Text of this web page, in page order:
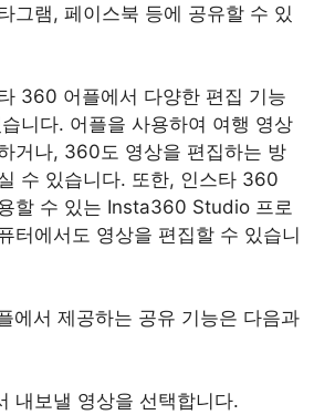
그램, 페이스북 등에 공유할 수 있
360 어플에서 다양한 편집 기능
니다. 어플을 사용하여 여행 영상
거나, 360도 영상을 편집하는 방
수 있습니다. 또한, 인스타 360
할 수 있는 Insta360 Studio 프로
터에서도 영상을 편집할 수 있습니
에서 제공하는 공유 기능은 다음과
내보낼 영상을 선택합니다.